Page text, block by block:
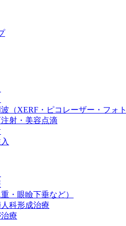
（XERF・ピコレーザー・フォ
射・美容点滴
・眼瞼下垂など）
科形成治療
療